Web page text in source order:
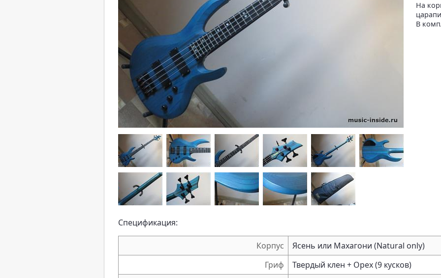
На
В
Спецификация:
Корпус
Ясень или Махагони (Natural only)
Гриф
Твердый клен + Орех (9 кусков)